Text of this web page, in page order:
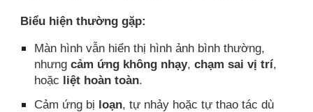
Biểu hiện thường gặp:
Màn hình vẫn hiển thị hình ảnh bình thường,
nhưngcảm ứng không nhạy,chạm sai vị trí,
hoặc liệt hoàn toàn.
Cảm ứng bị loạn, tự nhảy hoặc tự thao tác dù